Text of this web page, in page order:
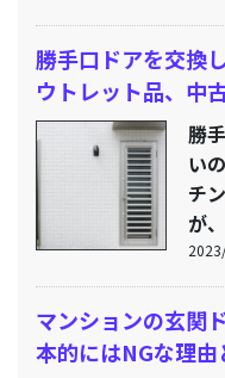
勝手口ドアを交換
ウトレット品、中
勝
い
チ
が
マンションの玄関
本的にはNGな理由